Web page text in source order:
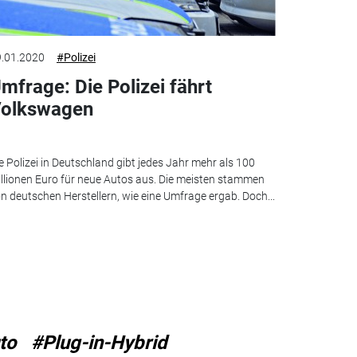
#Polizei
Die Polizei fährt
Polizei in Deutschland gibt jedes Jahr mehr als 100
Euro für neue Autos aus. Die meisten stammen
deutschen Herstellern, wie eine Umfrage ergab. Doch...
#Plug-in-Hybrid